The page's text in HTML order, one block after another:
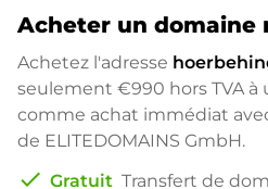
Acheter un domaine
Achetez l'adresse
seulement €990 hors TVA
comme achat immédiat
de ELITEDOMAINS GmbH.
check Gratuit Transfert de